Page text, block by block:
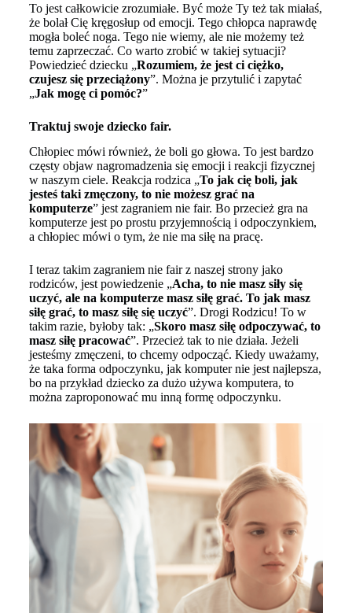
To jest całkowicie zrozumiałe. Być może Ty też tak miałaś,
że bolał Cię kręgosłup od emocji. Tego chłopca naprawdę
mogła boleć noga. Tego nie wiemy, ale nie możemy też
temu zaprzeczać. Co warto zrobić w takiej sytuacji?
Powiedzieć dziecku „Rozumiem, że jest ci ciężko,
czujesz się przeciążony”. Można je przytulić i zapytać
„Jak mogę ci pomóc?”
Traktuj swoje dziecko fair.
Chłopiec mówi również, że boli go głowa. To jest bardzo
częsty objaw nagromadzenia się emocji i reakcji fizycznej
w naszym ciele. Reakcja rodzica „To jak cię boli, jak
jesteś taki zmęczony, to nie możesz grać na
komputerze” jest zagraniem nie fair. Bo przecież gra na
komputerze jest po prostu przyjemnością i odpoczynkiem,
a chłopiec mówi o tym, że nie ma siłę na pracę.
I teraz takim zagraniem nie fair z naszej strony jako
rodziców, jest powiedzenie „Acha, to nie masz siły się
uczyć, ale na komputerze masz siłę grać. To jak masz
siłę grać, to masz siłę się uczyć”. Drogi Rodzicu! To w
takim razie, byłoby tak: „Skoro masz siłę odpoczywać, to
masz siłę pracować”. Przecież tak to nie działa. Jeżeli
jesteśmy zmęczeni, to chcemy odpocząć. Kiedy uważamy,
że taka forma odpoczynku, jak komputer nie jest najlepsza,
bo na przykład dziecko za dużo używa komputera, to
można zaproponować mu inną formę odpoczynku.